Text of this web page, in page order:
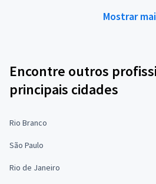
Mostrar
Encontre outros
principais cidades
Rio Branco
São Paulo
Rio de Janeiro